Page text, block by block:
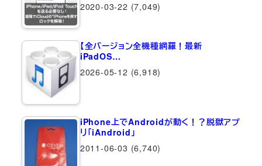
2020-03-22 (7,049)
【全バージョン全機種網羅！最新
iPadOS…
2026-05-12 (6,918)
iPhone上でAndroidが動く！？脱獄アプ
リ「iAndroid」
2011-06-03 (6,740)